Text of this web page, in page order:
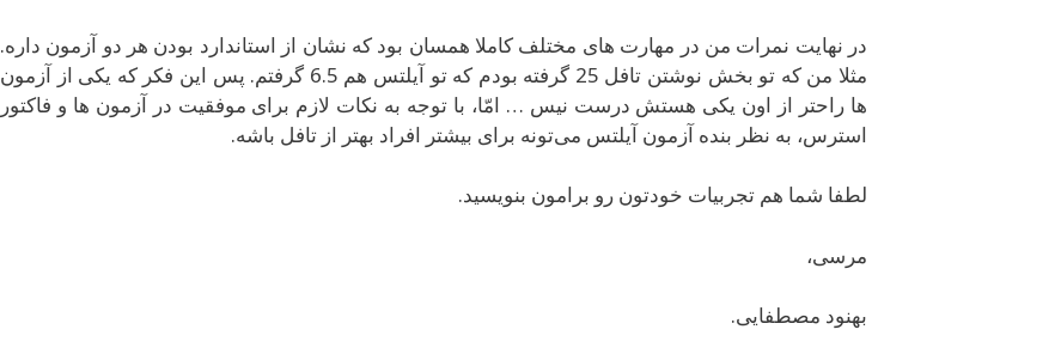
در نهایت نمرات من در مهارت های مختلف کاملا همسان بود که نشان از استاندارد بودن هر دو آزمون داره.
مثلا من که تو بخش نوشتن تافل 25 گرفته بودم که تو آیلتس هم 6.5 گرفتم. پس این فکر که یکی از آزمون
ها راحتر از اون یکی هستش درست نیس … امّا، با توجه به نکات لازم برای موفقیت در آزمون ها و فاکتور
استرس، به نظر بنده آزمون آیلتس می‌تونه برای بیشتر افراد بهتر از تافل باشه.
لطفا شما هم تجربیات خودتون رو برامون بنویسید.
مرسی،
بهنود مصطفایی.